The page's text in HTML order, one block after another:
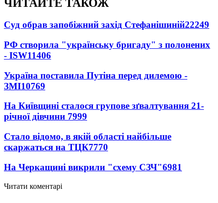
ЧИТАЙТЕ ТАКОЖ
Суд обрав запобіжний захід Стефанішиній22249
РФ створила "українську бригаду" з полонених
- ISW11406
Україна поставила Путіна перед дилемою -
ЗМІ10769
На Київщині сталося групове зґвалтування 21-
річної дівчини 7999
Стало відомо, в якій області найбільше
скаржаться на ТЦК7770
На Черкащині викрили "схему СЗЧ"6981
Читати коментарі